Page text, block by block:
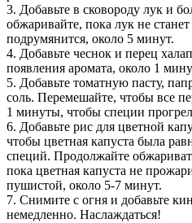
3. Добавьте в сковороду лук и
обжаривайте, пока лук не
подрумянится, около 5 минут.
4. Добавьте чеснок и перец
появления аромата, около 1
5. Добавьте томатную пасту,
соль. Перемешайте, чтобы все
1 минуты, чтобы специи
6. Добавьте рис для цветной
чтобы цветная капуста была
специй. Продолжайте
пока цветная капуста не
пушистой, около 5-7 минут.
7. Снимите с огня и добавьте
немедленно. Наслаждаться!